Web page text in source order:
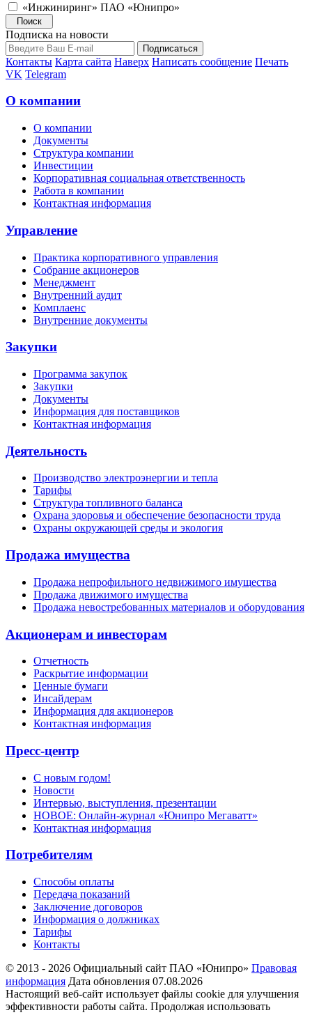
«Инжиниринг» ПАО «Юнипро»
Подписка на новости
Контакты Карта сайта Наверх Написать сообщение Печать
VK Telegram
О компании
О компании
Документы
Структура компании
Инвестиции
Корпоративная социальная ответственность
Работа в компании
Контактная информация
Управление
Практика корпоративного управления
Собрание акционеров
Менеджмент
Внутренний аудит
Комплаенс
Внутренние документы
Закупки
Программа закупок
Закупки
Документы
Информация для поставщиков
Контактная информация
Деятельность
Производство электроэнергии и тепла
Тарифы
Структура топливного баланса
Охрана здоровья и обеспечение безопасности труда
Охраны окружающей среды и экология
Продажа имущества
Продажа непрофильного недвижимого имущества
Продажа движимого имущества
Продажа невостребованных материалов и оборудования
Акционерам и инвесторам
Отчетность
Раскрытие информации
Ценные бумаги
Инсайдерам
Информация для акционеров
Контактная информация
Пресс-центр
С новым годом!
Новости
Интервью, выступления, презентации
НОВОЕ: Онлайн-журнал «Юнипро Мегаватт»
Контактная информация
Потребителям
Способы оплаты
Передача показаний
Заключение договоров
Информация о должниках
Тарифы
Контакты
© 2013 - 2026 Официальный сайт ПАО «Юнипро» Правовая
информация Дата обновления 07.08.2026
Настоящий веб-сайт использует файлы cookie для улучшения
эффективности работы сайта. Продолжая использовать